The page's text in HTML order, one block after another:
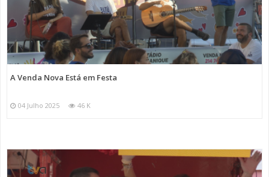
A Venda Nova Está em Festa
04 Julho 2025 46 K